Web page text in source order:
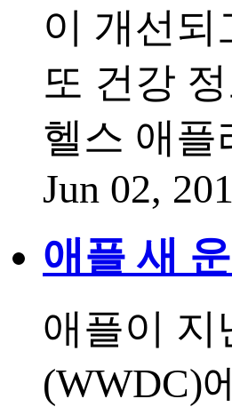
이 개선되
또 건강
헬스 애
Jun 02,
애플 새
애플이 지
(WWDC)